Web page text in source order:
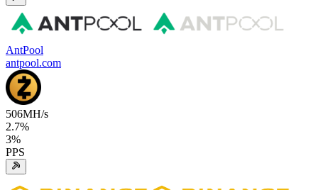
AntPool
antpool.com
506MH/s
2.7%
3%
PPS